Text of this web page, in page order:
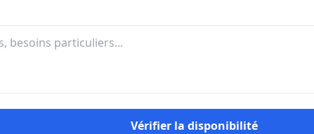
Vérifier la disponibilité